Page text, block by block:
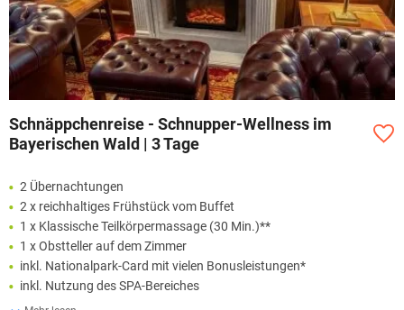
Schnäppchenreise - Schnupper-Wellness im
Bayerischen Wald | 3 Tage
2 Übernachtungen
2 x reichhaltiges Frühstück vom Buffet
1 x Klassische Teilkörpermassage (30 Min.)**
1 x Obstteller auf dem Zimmer
inkl. Nationalpark-Card mit vielen Bonusleistungen*
inkl. Nutzung des SPA-Bereiches